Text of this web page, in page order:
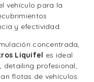
vehículo para la
y efectividad.
concentrada,
Liquifel es ideal
profesional,
flotas de vehículos.